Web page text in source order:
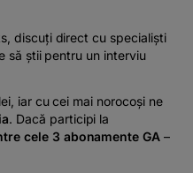
discuți direct cu specialiști
să știi pentru un interviu
iar cu cei mai norocoși ne
. Dacă participi la
cele 3 abonamente GA –